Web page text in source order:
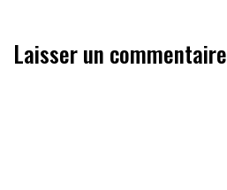
Laisser un commentaire